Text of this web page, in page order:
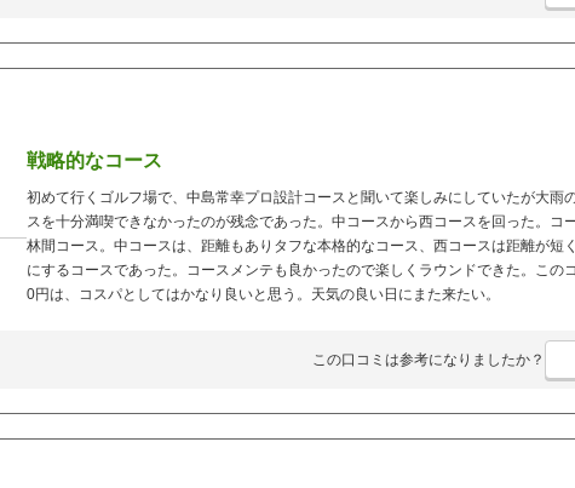
戦略的なコース
初めて行くゴルフ場で、中島常幸プロ設計コースと聞いて楽しみにしていたが大雨
スを十分満喫できなかったのが残念であった。中コースから西コースを回った。コ
林間コース。中コースは、距離もありタフな本格的なコース、西コースは距離が短
にするコースであった。コースメンテも良かったので楽しくラウンドできた。この
0円は、コスパとしてはかなり良いと思う。天気の良い日にまた来たい。
この口コミは参考になりましたか？